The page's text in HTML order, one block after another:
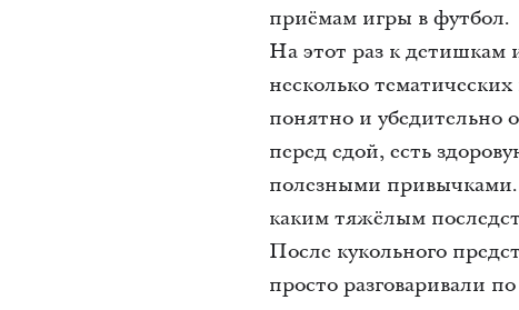
приёмам игры в футбол.
На этот раз к детишкам
несколько
понятно и убедительно
перед едой, есть
полезными привычками.
каким тяжёлым
После кукольного
просто разговаривали